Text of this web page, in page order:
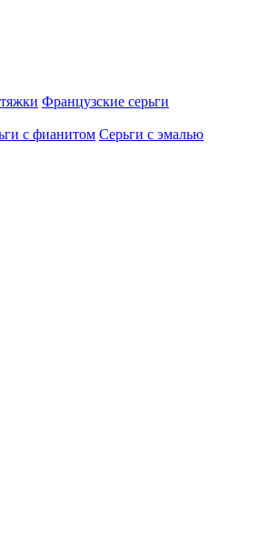
Французские серьги
с фианитом Серьги с эмалью